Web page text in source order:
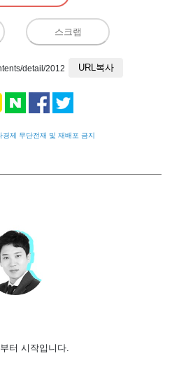
스크랩
detail/2012 URL복사
경제 무단전재 및 재배포 금지
터 시작입니다.